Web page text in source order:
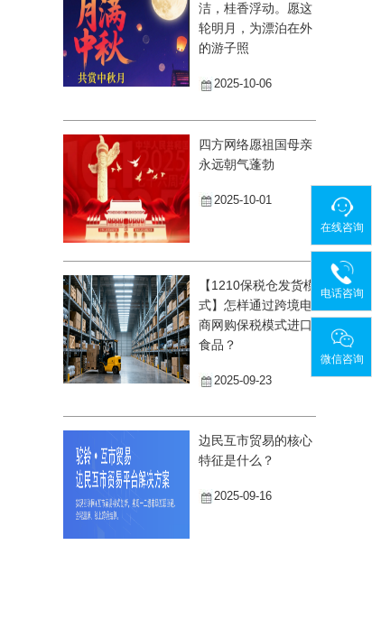
洁，桂香浮动。愿这
轮明月，为漂泊在外
的游子照
2025-10-06
四方网络愿祖国母亲
永远朝气蓬勃
2025-10-01
【1210保税仓发货模
式】怎样通过跨境电
商网购保税模式进口
食品？
2025-09-23
边民互市贸易的核心
特征是什么？
2025-09-16
在线咨询
电话咨询
微信咨询